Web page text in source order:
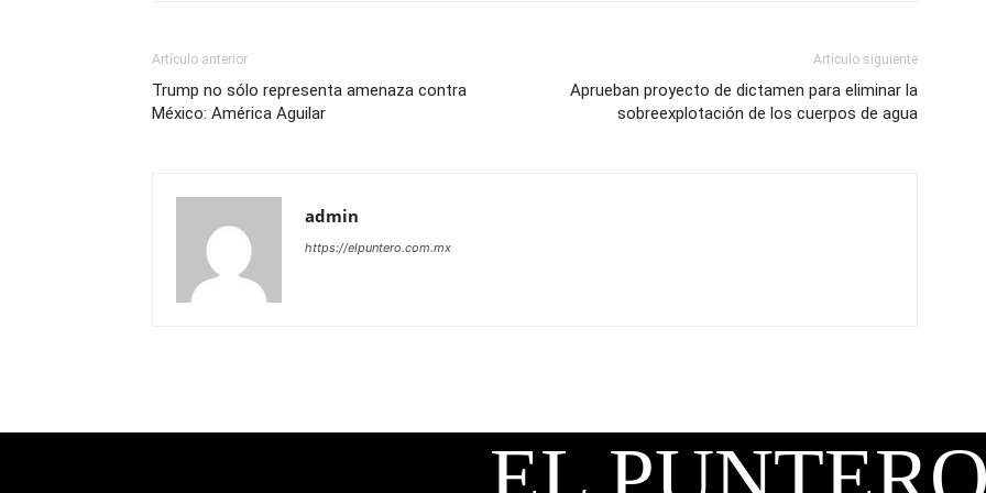
Artículo anterior
Trump no sólo representa amenaza contra
México: América Aguilar
Artículo siguiente
Aprueban proyecto de dictamen para eliminar la
sobreexplotación de los cuerpos de agua
admin
https://elpuntero.com.mx